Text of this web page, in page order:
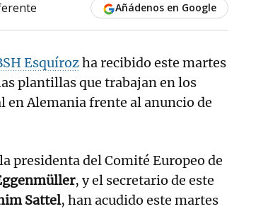
Añádenos en Google
Esquírozha recibido este martes
plantillas que trabajan en los
Alemania frente al anuncio de
presidenta del Comité Europeo de
, y el secretario de este
Sattel, han acudido este martes